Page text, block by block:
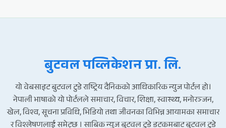
बुटवल पव्लिकेशन प्रा. लि.
यो वेबसाइट बुटवल टुडे राष्ट्रिय दैनिकको आधिकारिक न्युज पोर्टल हो।
नेपाली भाषाको यो पोर्टलले समाचार, विचार, शिक्षा, स्वास्थ्य, मनोरञ्जन,
खेल, विश्व, सूचना प्रविधि, भिडियो तथा जीवनका विभिन्न आयामका समाचार